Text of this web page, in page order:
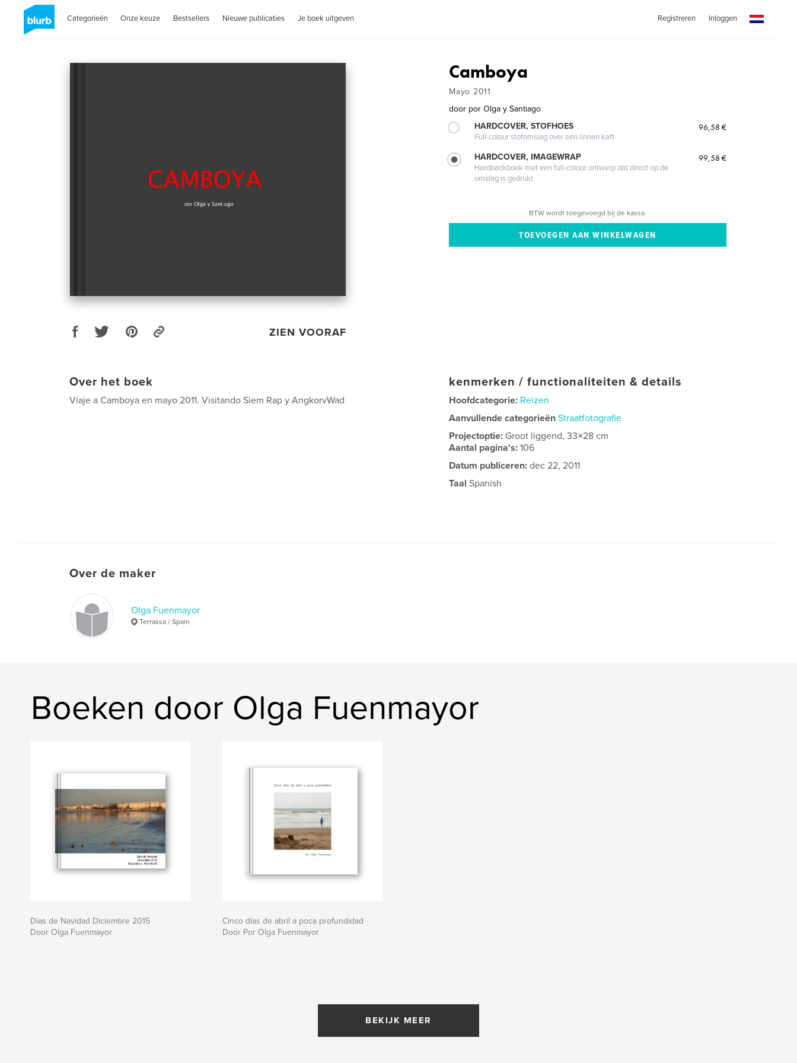
Categorieën Onze keuze Bestsellers Nieuwe publicaties Je boek uitgeven Registreren Inloggen
ZIEN VOORAF
Camboya
Mayo 2011
door por Olga y Santiago
HARDCOVER, STOFHOES
Full-colour stofomslag over een linnen kaft
96,58 €
HARDCOVER, IMAGEWRAP
Hardbackboek met een full-colour ontwerp dat direct op de
omslag is gedrukt
99,58 €
BTW wordt toegevoegd bij de kassa.
Over het boek
Viaje a Camboya en mayo 2011. Visitando Siem Rap y AngkorvWad
kenmerken / functionaliteiten & details
Hoofdcategorie: Reizen
Aanvullende categorieën Straatfotografie
Projectoptie: Groot liggend, 33×28 cm
Aantal pagina's:106
Datum publiceren: dec 22, 2011
Taal Spanish
Over de maker
Olga Fuenmayor
Terrassa / Spain
Boeken door Olga Fuenmayor
Dias de Navidad Diciembre 2015
Door Olga Fuenmayor
Cinco días de abril a poca profundidad
Door Por Olga Fuenmayor
BEKIJK MEER